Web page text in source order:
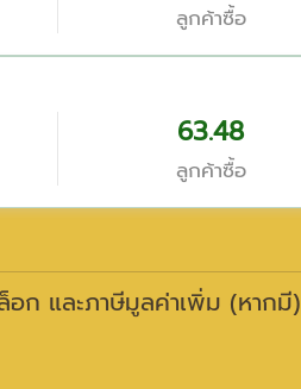
ลูกค้าซื้อ
63.48
ลูกค้าซื้อ
อก และภาษีมูลค่าเพิ่ม (หากมี)